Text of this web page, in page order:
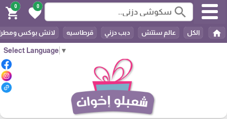
Select Language ▼
search
0
favorite
0
shopping_cart
home الكل عالم ستتش دبب دزني قرطاسيه لانش بوكس